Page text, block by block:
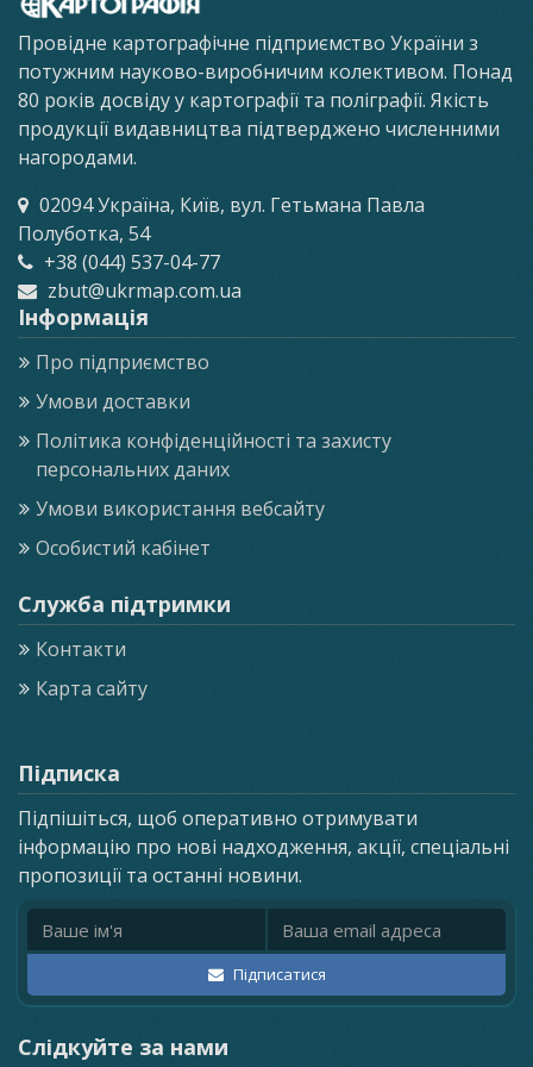
Провідне картографічне підприємство України з
потужним науково-виробничим колективом. Понад
80 років досвіду у картографії та поліграфії. Якість
продукції видавництва підтверджено численними
нагородами.
02094 Україна, Київ, вул. Гетьмана Павла
Полуботка, 54
+38 (044) 537-04-77
zbut@ukrmap.com.ua
Інформація
Про підприємство
Умови доставки
Політика конфіденційності та захисту
персональних даних
Умови використання вебсайту
Особистий кабінет
Служба підтримки
Контакти
Карта сайту
Підписка
Підпішіться, щоб оперативно отримувати
інформацію про нові надходження, акції, спеціальні
пропозиції та останні новини.
Ім'я Email адреса
Підписатися
Слідкуйте за нами